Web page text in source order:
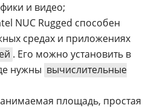
и видео;
NUC Rugged способен
средах и приложениях
. Его можно установить в
нужны вычислительные
площадь, простая